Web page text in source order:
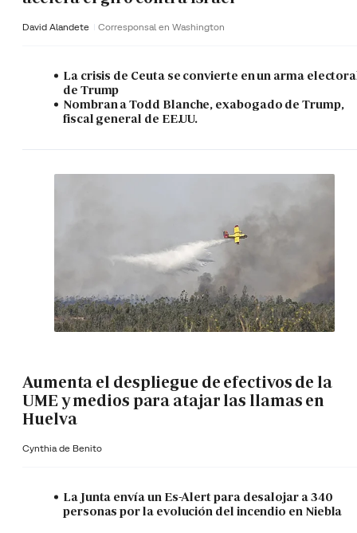
David Alandete Corresponsal en Washington
La crisis de Ceuta se convierte en un arma
de Trump
Nombran a Todd Blanche, exabogado de Trump,
fiscal general de EE.UU.
Aumenta el despliegue de efectivos de la
UME y medios para atajar las llamas en
Huelva
Cynthia de Benito
La Junta envía un Es-Alert para desalojar a 340
personas por la evolución del incendio en Niebla